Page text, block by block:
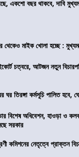
একশো বছর থাকবে, দাবি
থেকেও মাইক খোলা হচ্ছে :
চত্বরে, আটজন নতুন
তিরঙ্গা কর্মসূচি পালিত হবে,
বিশেষ অধিবেশন, হাওড়া ও
সরকার
কমিশনের নেতৃত্বে প্রাক্তন